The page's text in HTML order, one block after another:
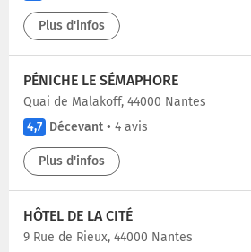
Plus d'infos
PÉNICHE LE SÉMAPHORE
Quai de Malakoff, 44000 Nantes
4,7 Décevant • 4 avis
Plus d'infos
HÔTEL DE LA CITÉ
9 Rue de Rieux, 44000 Nantes